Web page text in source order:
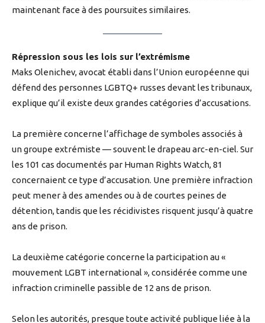
maintenant face à des poursuites similaires.
Répression sous les lois sur l’extrémisme
Maks Olenichev, avocat établi dans l’Union européenne qui
défend des personnes LGBTQ+ russes devant les tribunaux,
explique qu’il existe deux grandes catégories d’accusations.
La première concerne l’affichage de symboles associés à
un groupe extrémiste — souvent le drapeau arc-en-ciel. Sur
les 101 cas documentés par Human Rights Watch, 81
concernaient ce type d’accusation. Une première infraction
peut mener à des amendes ou à de courtes peines de
détention, tandis que les récidivistes risquent jusqu’à quatre
ans de prison.
La deuxième catégorie concerne la participation au «
mouvement LGBT international », considérée comme une
infraction criminelle passible de 12 ans de prison.
Selon les autorités, presque toute activité publique liée à la